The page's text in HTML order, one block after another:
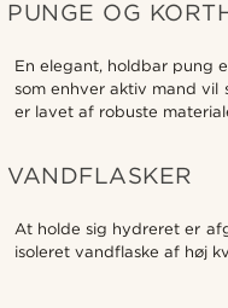
PUNGE OG
En elegant, holdbar pung
som enhver aktiv mand
er lavet af robuste
VANDFLASKER
At holde sig hydreret er
isoleret vandflaske af høj